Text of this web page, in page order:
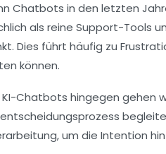
Chatbots in den letzten
als reine Support-Tools
Dies führt häufig zu
können.
Chatbots hingegen gehen
um die Intention